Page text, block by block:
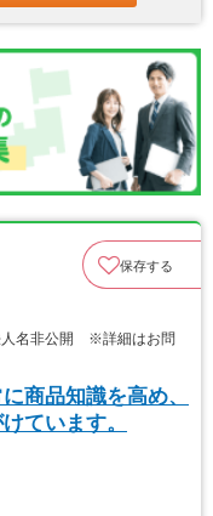
保存する
人名非公開 ※詳細はお問
商品知識を高め、
ています。